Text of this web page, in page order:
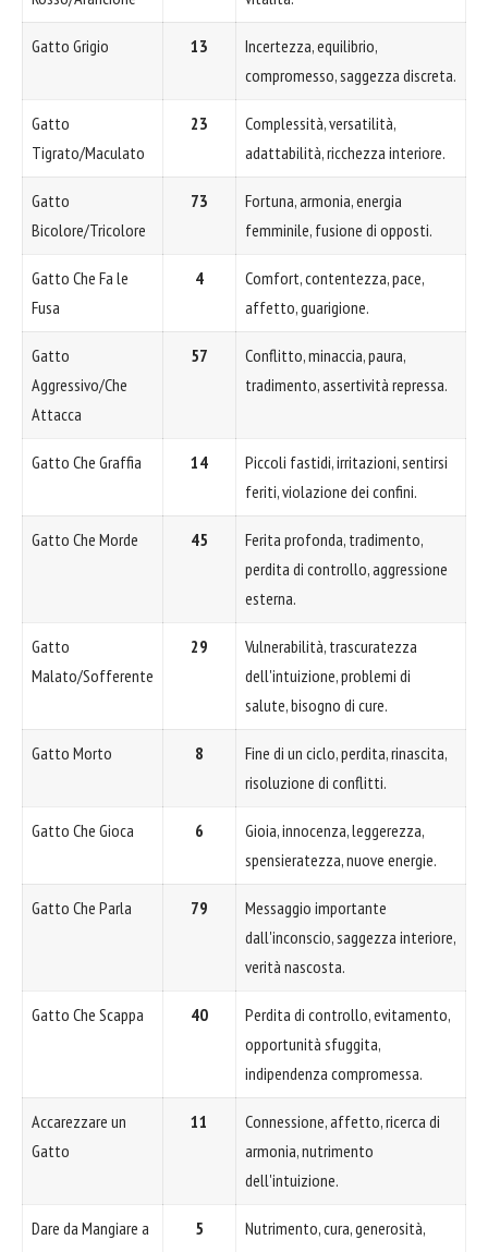
Gatto Grigio 13
Incertezza, equilibrio,
compromesso, saggezza discreta.
Gatto
Tigrato/Maculato
23
Complessità, versatilità,
adattabilità, ricchezza interiore.
Gatto
Bicolore/Tricolore
73
Fortuna, armonia, energia
femminile, fusione di opposti.
Gatto Che Fa le
Fusa
4
Comfort, contentezza, pace,
affetto, guarigione.
Gatto
Aggressivo/Che
Attacca
57
Conflitto, minaccia, paura,
tradimento, assertività repressa.
Gatto Che Graffia 14
Piccoli fastidi, irritazioni, sentirsi
feriti, violazione dei confini.
Gatto Che Morde 45
Ferita profonda, tradimento,
perdita di controllo, aggressione
esterna.
Gatto
Malato/Sofferente
29
Vulnerabilità, trascuratezza
dell'intuizione, problemi di
salute, bisogno di cure.
Gatto Morto 8
Fine di un ciclo, perdita, rinascita,
risoluzione di conflitti.
Gatto Che Gioca 6
Gioia, innocenza, leggerezza,
spensieratezza, nuove energie.
Gatto Che Parla 79
Messaggio importante
dall'inconscio, saggezza interiore,
verità nascosta.
Gatto Che Scappa 40
Perdita di controllo, evitamento,
opportunità sfuggita,
indipendenza compromessa.
Accarezzare un
Gatto
11
Connessione, affetto, ricerca di
armonia, nutrimento
dell'intuizione.
Dare da Mangiare a
5
Nutrimento, cura, generosità,